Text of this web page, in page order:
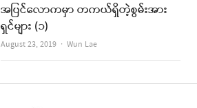
အပြင်လောကမှာ တကယ်ရှိတဲ့စွမ်းအား
ရှင်များ (၁)
August 23, 2019 Author
Wun Lae